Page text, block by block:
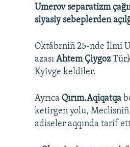
Umerov separatizm
siyasiy sebeplerden
Oktâbrniñ 25-nde İlmi
azasıAhtem Çiygoz
Kyivge keldiler.
Ayrıca Qırım.Aqiqatqa
ketirgen yolu, Meclisniñ
adiseler aqqında tarif